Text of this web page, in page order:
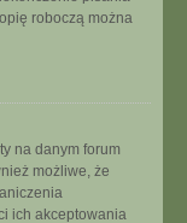
roboczą można
na danym forum
możliwe, że
ich akceptowania